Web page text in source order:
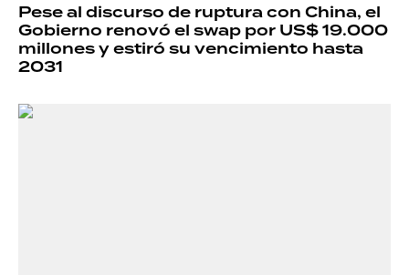
Pese al discurso de ruptura con China, el
Gobierno renovó el swap por US$ 19.000
millones y estiró su vencimiento hasta
2031